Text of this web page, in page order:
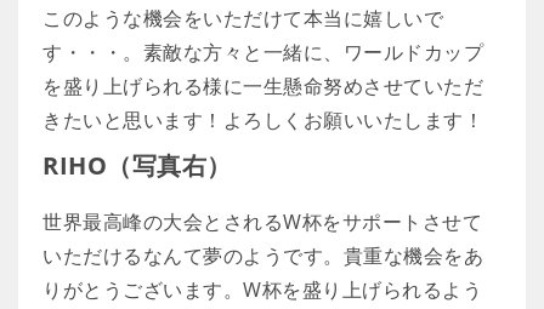
このような機会をいただけて本当に嬉しいで
す・・・。素敵な方々と一緒に、ワールドカップ
を盛り上げられる様に一生懸命努めさせていただ
きたいと思います！よろしくお願いいたします！
RIHO（写真右）
世界最高峰の大会とされるW杯をサポートさせて
いただけるなんて夢のようです。貴重な機会をあ
りがとうございます。W杯を盛り上げられるよう